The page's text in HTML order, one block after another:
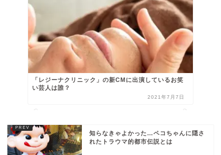
「レジーナクリニック」の新CMに出演しているお笑
い芸人は誰？
2021年7月7日
知らなきゃよかった…ペコちゃんに隠さ
れたトラウマ的都市伝説とは